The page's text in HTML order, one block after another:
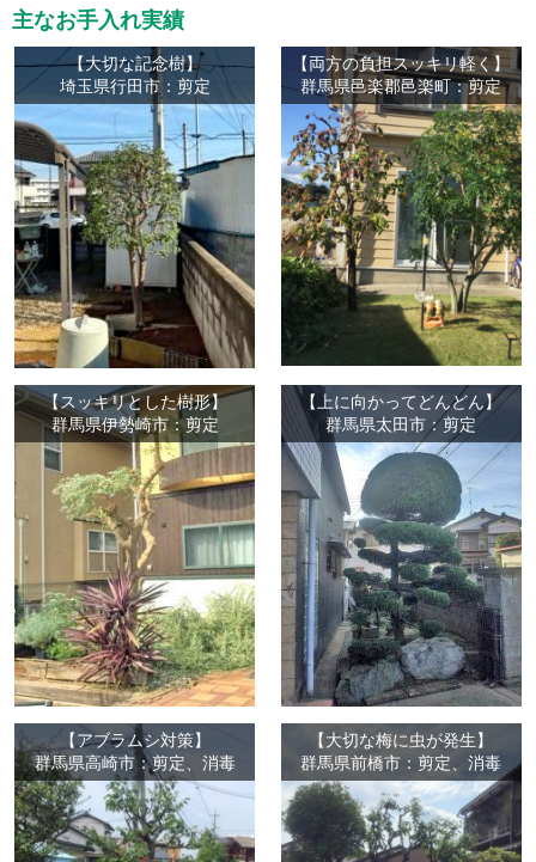
主なお手入れ実績
【大切な記念樹】
埼玉県行田市：剪定
【両方の負担スッキリ軽く】
群馬県邑楽郡邑楽町：剪定
【スッキリとした樹形】
群馬県伊勢崎市：剪定
【上に向かってどんどん】
群馬県太田市：剪定
【アブラムシ対策】
群馬県高崎市：剪定、消毒
【大切な梅に虫が発生】
群馬県前橋市：剪定、消毒